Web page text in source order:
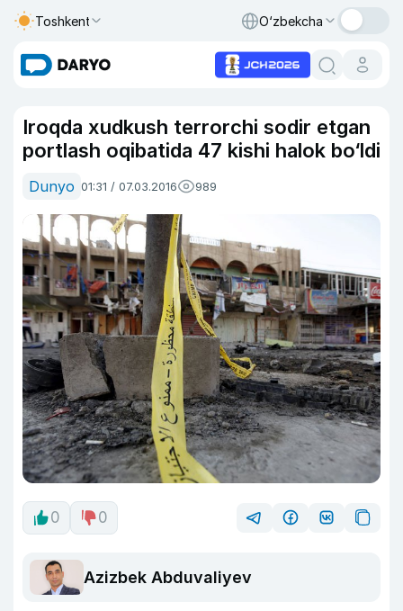
Toshkent O‘zbekcha
Iroqda xudkush terrorchi sodir etgan
portlash oqibatida 47 kishi halok bo‘ldi
Dunyo 01:31 / 07.03.2016 989
0 0
Azizbek Abduvaliyev